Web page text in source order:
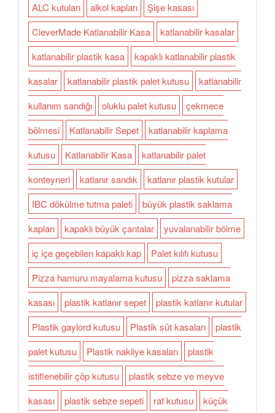
ALC kutuları alkol kapları
Şişe kasası
CleverMade Katlanabilir Kasa
katlanabilir kasalar
katlanabilir plastik kasa
kapaklı katlanabilir plastik
kasalar
katlanabilir plastik palet kutusu
katlanabilir
kullanım sandığı
oluklu palet kutusu
çekmece
bölmesi
Katlanabilir Sepet
katlanabilir kaplama
kutusu
Katlanabilir Kasa
katlanabilir palet
konteyneri
katlanır sandık
katlanır plastik kutular
IBC dökülme tutma paleti
büyük plastik saklama
kapları
kapaklı büyük çantalar
yuvalanabilir bölme
iç içe geçebilen kapaklı kap
Palet kılıfı kutusu
Pizza hamuru mayalama kutusu
pizza saklama
kasası
plastik katlanır sepet
plastik katlanır kutular
Plastik gaylord kutusu
Plastik süt kasaları
plastik
palet kutusu
Plastik nakliye kasaları
plastik
istiflenebilir çöp kutusu
plastik sebze ve meyve
kasası
plastik sebze sepeti raf kutusu
küçük